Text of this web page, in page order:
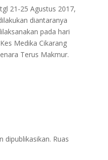
21-25 Agustus 2017,
diantaranya
pada hari
Medika Cikarang
Terus Makmur.
dipublikasikan. Ruas